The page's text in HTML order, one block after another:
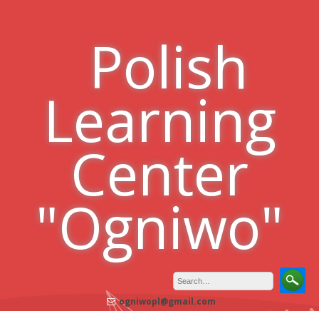
Polish
Learning
Center
"Ogniwo"
ogniwopl@gmail.com